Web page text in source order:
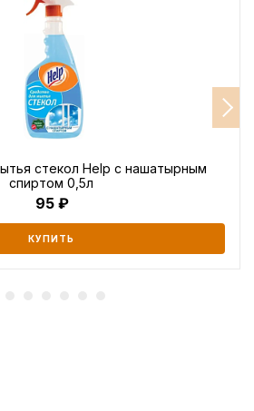
стекол Help с нашатырным
спиртом 0,5л
95
КУПИТЬ